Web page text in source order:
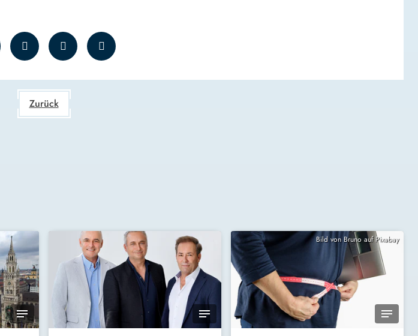
Zurück
Bild von Bruno auf Pixabay